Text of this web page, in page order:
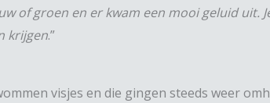
of groen en er kwam een mooi geluid uit.
krijgen.”
visjes en die gingen steeds weer